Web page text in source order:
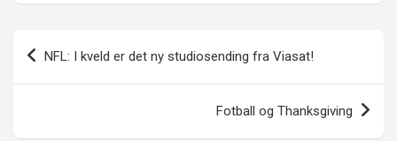
Innleggsnavigasjon
NFL: I kveld er det ny studiosending fra Viasat!
Fotball og Thanksgiving